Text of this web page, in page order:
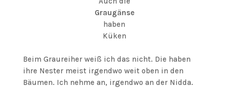
Graugänse
haben
Küken
Beim Graureiher weiß ich das nicht. Die haben
ihre Nester meist irgendwo weit oben in den
Bäumen. Ich nehme an, irgendwo an der Nidda.